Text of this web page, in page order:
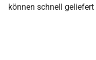
können schnell geliefert